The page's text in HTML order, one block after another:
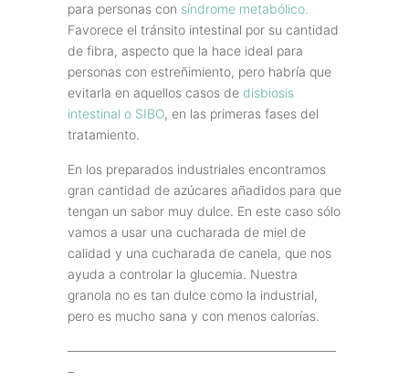
para personas con síndrome metabólico.
Favorece el tránsito intestinal por su cantidad
de fibra, aspecto que la hace ideal para
personas con estreñimiento, pero habría que
evitarla en aquellos casos de disbiosis
intestinal o SIBO, en las primeras fases del
tratamiento.
En los preparados industriales encontramos
gran cantidad de azúcares añadidos para que
tengan un sabor muy dulce. En este caso sólo
vamos a usar una cucharada de miel de
calidad y una cucharada de canela, que nos
ayuda a controlar la glucemia. Nuestra
granola no es tan dulce como la industrial,
pero es mucho sana y con menos calorías.
—————————————————————
–